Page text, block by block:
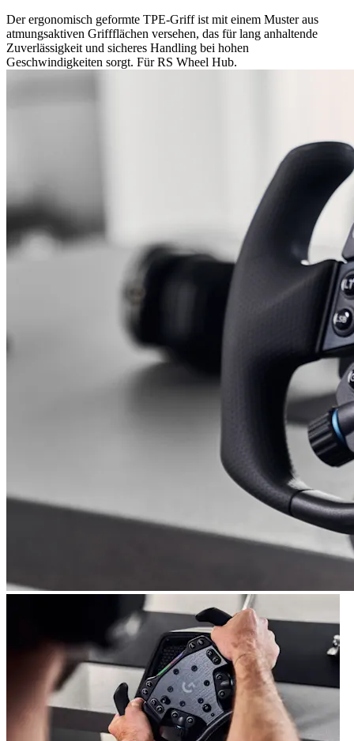
Der ergonomisch geformte TPE-Griff ist mit einem Muster aus
atmungsaktiven Griffflächen versehen, das für lang anhaltende
Zuverlässigkeit und sicheres Handling bei hohen
Geschwindigkeiten sorgt. Für RS Wheel Hub.